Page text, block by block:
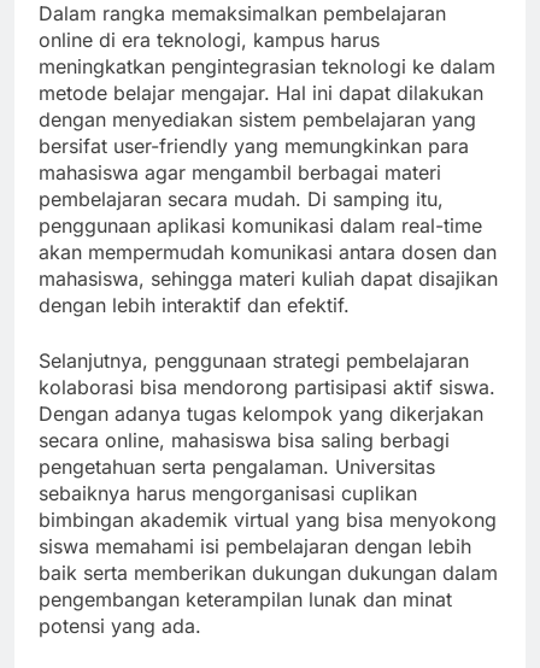
Dalam rangka memaksimalkan pembelajaran
online di era teknologi, kampus harus
meningkatkan pengintegrasian teknologi ke dalam
metode belajar mengajar. Hal ini dapat dilakukan
dengan menyediakan sistem pembelajaran yang
bersifat user-friendly yang memungkinkan para
mahasiswa agar mengambil berbagai materi
pembelajaran secara mudah. Di samping itu,
penggunaan aplikasi komunikasi dalam real-time
akan mempermudah komunikasi antara dosen dan
mahasiswa, sehingga materi kuliah dapat disajikan
dengan lebih interaktif dan efektif.
Selanjutnya, penggunaan strategi pembelajaran
kolaborasi bisa mendorong partisipasi aktif siswa.
Dengan adanya tugas kelompok yang dikerjakan
secara online, mahasiswa bisa saling berbagi
pengetahuan serta pengalaman. Universitas
sebaiknya harus mengorganisasi cuplikan
bimbingan akademik virtual yang bisa menyokong
siswa memahami isi pembelajaran dengan lebih
baik serta memberikan dukungan dukungan dalam
pengembangan keterampilan lunak dan minat
potensi yang ada.